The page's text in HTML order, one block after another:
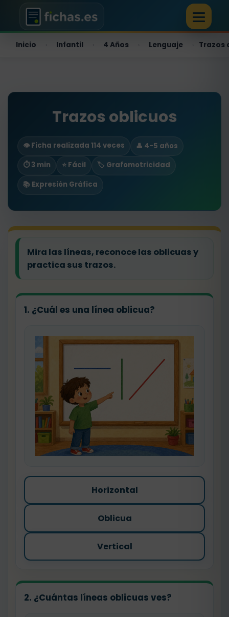
Inicio Infantil 4 Años Lenguaje Trazos
Trazos oblicuos
👁️ Ficha realizada 114 veces
👤 4-5 años
⏱ 3 min
⭐ Fácil
🏷️ Grafomotricidad
📚 Expresión Gráfica
Mira las líneas, reconoce las oblicuas y
practica sus trazos.
1. ¿Cuál es una línea oblicua?
Horizontal
Oblicua
Vertical
2. ¿Cuántas líneas oblicuas ves?